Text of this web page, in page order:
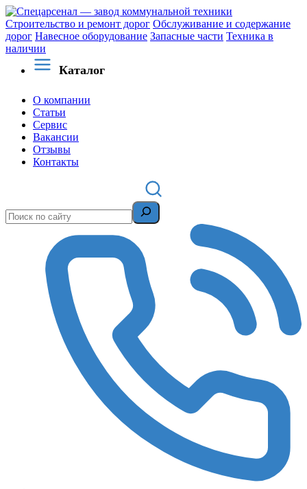
Строительство и ремонт дорог Обслуживание и содержание
дорог Навесное оборудование Запасные части Техника в
наличии
Каталог
О компании
Статьи
Сервис
Вакансии
Отзывы
Контакты